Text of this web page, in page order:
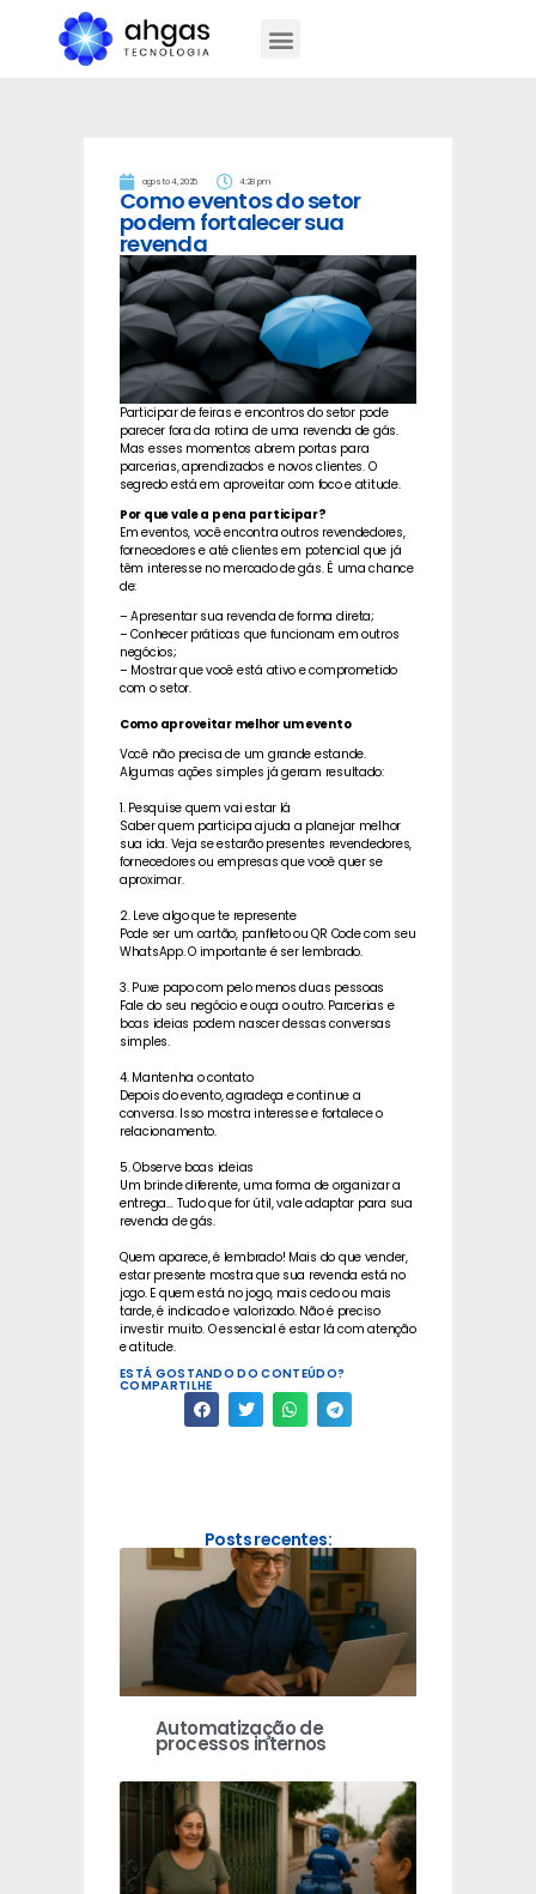
agosto 4, 2025 4:28 pm
Como eventos do setor
podem fortalecer sua
revenda
Participar de feiras e encontros do setor pode
parecer fora da rotina de uma revenda de gás.
Mas esses momentos abrem portas para
parcerias, aprendizados e novos clientes. O
segredo está em aproveitar com foco e atitude.
Por que vale a pena participar?
Em eventos, você encontra outros revendedores,
fornecedores e até clientes em potencial que já
têm interesse no mercado de gás. É uma chance
de:
– Apresentar sua revenda de forma direta;
– Conhecer práticas que funcionam em outros
negócios;
– Mostrar que você está ativo e comprometido
com o setor.
Como aproveitar melhor um evento
Você não precisa de um grande estande.
Algumas ações simples já geram resultado:
1. Pesquise quem vai estar lá
Saber quem participa ajuda a planejar melhor
sua ida. Veja se estarão presentes revendedores,
fornecedores ou empresas que você quer se
aproximar.
2. Leve algo que te represente
Pode ser um cartão, panfleto ou QR Code com seu
WhatsApp. O importante é ser lembrado.
3. Puxe papo com pelo menos duas pessoas
Fale do seu negócio e ouça o outro. Parcerias e
boas ideias podem nascer dessas conversas
simples.
4. Mantenha o contato
Depois do evento, agradeça e continue a
conversa. Isso mostra interesse e fortalece o
relacionamento.
5. Observe boas ideias
Um brinde diferente, uma forma de organizar a
entrega… Tudo que for útil, vale adaptar para sua
revenda de gás.
Quem aparece, é lembrado! Mais do que vender,
estar presente mostra que sua revenda está no
jogo. E quem está no jogo, mais cedo ou mais
tarde, é indicado e valorizado. Não é preciso
investir muito. O essencial é estar lá com atenção
e atitude.
ESTÁ GOSTANDO DO CONTEÚDO?
COMPARTILHE
Posts recentes:
Automatização de
processos internos